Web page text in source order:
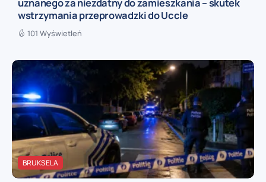
wstrzymania przeprowadzki do Uccle
101 Wyświetleń
BRUKSELA